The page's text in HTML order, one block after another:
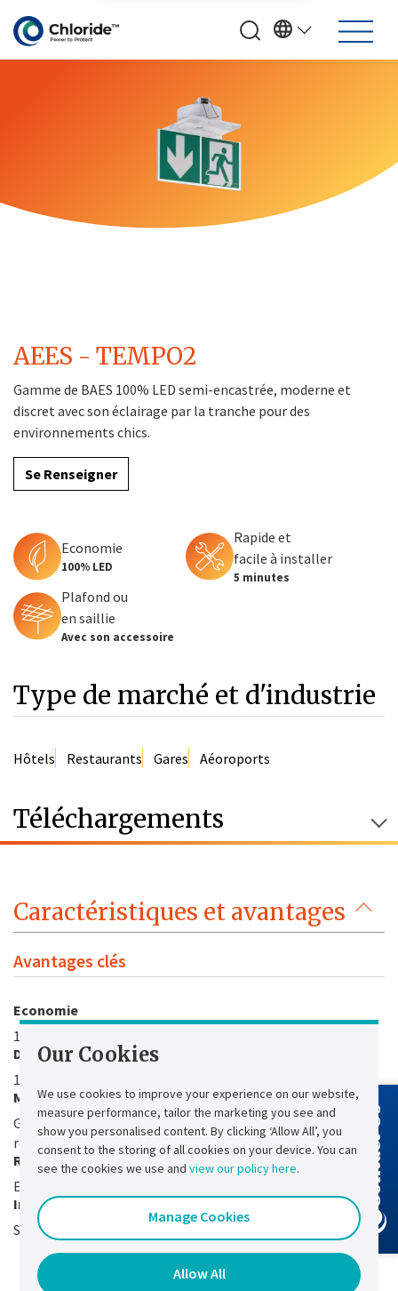
AEES - TEMPO2
Gamme de BAES 100% LED semi-encastrée, moderne et
discret avec son éclairage par la tranche pour des
environnements chics.
Se Renseigner
Economie
100% LED
Rapide et
facile à installer
5 minutes
Plafond ou
en saillie
Avec son accessoire
Type de marché et d'industrie
Hôtels Restaurants Gares Aéoroports
Téléchargements
Caractéristiques et avantages
Avantages clés
Economie
100% LED
Dimensions
124mm x 122mm x 74mm
Maintenance
Gamme 100% SATI : tests réglementaires périodiques sont
réalisés automatiquement par les blocs
Recyclable
Entièrement démontable et recyclable
Installation rapide
Scie cloche diam 94mm et fixation par ressort souple
Contact Us
Our Cookies
We use cookies to improve your experience on our website,
measure performance, tailor the marketing you see and
show you personalised content. By clicking ‘Allow All’, you
consent to the storing of all cookies on your device. You can
see the cookies we use and view our policy here.
Manage Cookies
Allow All